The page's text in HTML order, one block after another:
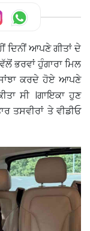
ਦਿਨੀਂ ਆਪਣੇ ਗੀਤਾਂ ਦੇ
ਭਰਵਾਂ ਹੁੰਗਾਰਾ ਮਿਲ
ਕਰਦੇ ਹੋਏ ਆਪਣੇ
ਸੀ ।ਗਾਇਕਾ ਹੁਣ
ਤਸਵੀਰਾਂ ਤੇ ਵੀਡੀਓ